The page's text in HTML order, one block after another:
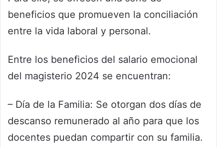
beneficios que promueven la conciliación
entre la vida laboral y personal.
Entre los beneficios del salario emocional
del magisterio 2024 se encuentran:
– Día de la Familia: Se otorgan dos días de
descanso remunerado al año para que los
docentes puedan compartir con su familia.